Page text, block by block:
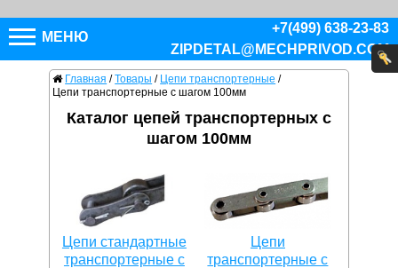
МЕНЮ
+7(499) 638-23-83
ZIPDETAL@MECHPRIVOD.COM
Главная / Товары / Цепи транспортерные /
Цепи транспортерные с шагом 100мм
Каталог цепей транспортерных с
шагом 100мм
Цепи стандартные
транспортерные с
Цепи
транспортерные с